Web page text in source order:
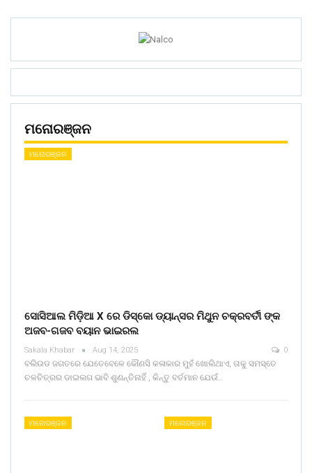
ମନୋରଞ୍ଜନ
ମନୋରଞ୍ଜନ
ସୋସିଆଲ ମିଡ଼ିଆ X ରେ ଡିସ୍କୋ ଡ୍ୟାନ୍ସର ମିଥୁନ ଚକ୍ରବର୍ତୀ ଙ୍କ
ଅଜବ-ଗଜବ ବୟାନ ଭାଇରଲ
Sakala Khabar Aug 14, 2025 0
ବଲିଉଡ ଜଗତରେ ଯେତେବେଳେ କୌଣସି କଳାକାର ମୁହଁ ଖୋଲିଥାଏ, ତାକୁ ସମସ୍ତେ
ଚଳଚିତ୍ରର ଡାଇଲଗ ଭାବି ଶୁଣନ୍ତିନାହିଁ , କିନ୍ତୁ ବର୍ତମାନ ଯେଉଁ…
ମନୋରଞ୍ଜନ ମନୋରଞ୍ଜନ